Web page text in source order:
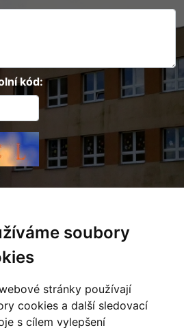
soubory
stránky používají
cookies a další sledovací
s cílem vylepšení
kód:
nad Loučnou
135